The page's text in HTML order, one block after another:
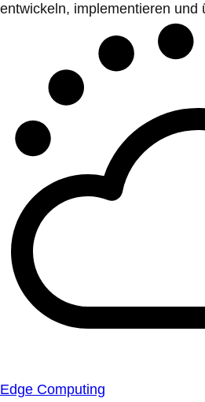
entwickeln, implementieren und
Edge Computing